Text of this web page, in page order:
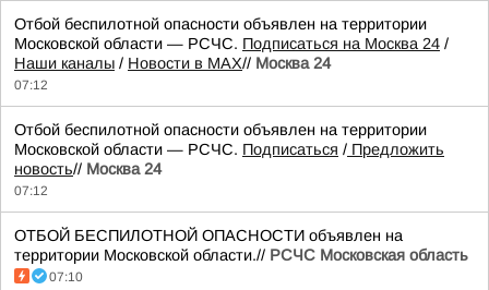
Отбой беспилотной опасности объявлен на территории
Московской области — РСЧС. Подписаться на Москва 24 /
Наши каналы / Новости в MAX// Москва 24
07:12
Отбой беспилотной опасности объявлен на территории
Московской области — РСЧС. Подписаться / Предложить
новость// Москва 24
07:12
ОТБОЙ БЕСПИЛОТНОЙ ОПАСНОСТИ объявлен на
территории Московской области.// РСЧС Московская область
07:10